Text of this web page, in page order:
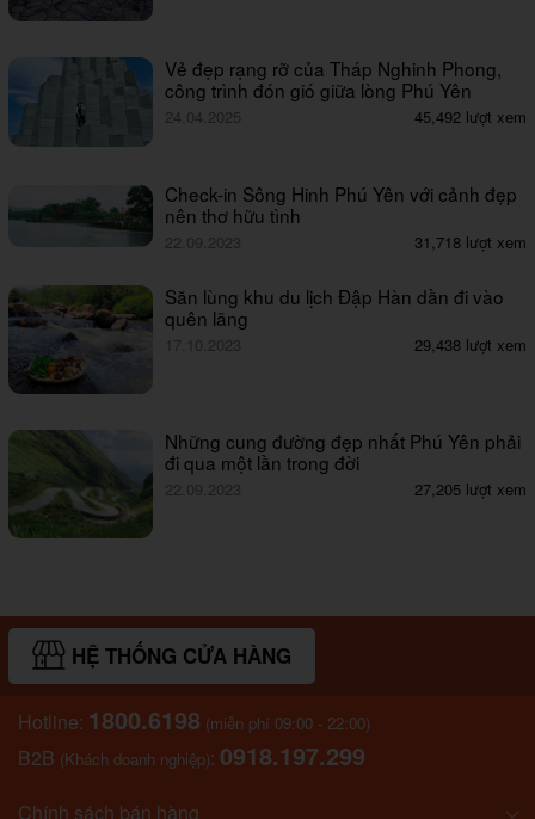
Vẻ đẹp rạng rỡ của Tháp Nghinh Phong,
công trình đón gió giữa lòng Phú Yên
24.04.2025 45,492 lượt xem
Check-in Sông Hinh Phú Yên với cảnh đẹp
nên thơ hữu tình
22.09.2023 31,718 lượt xem
Săn lùng khu du lịch Đập Hàn dần đi vào
quên lãng
17.10.2023 29,438 lượt xem
Những cung đường đẹp nhất Phú Yên phải
đi qua một lần trong đời
22.09.2023 27,205 lượt xem
HỆ THỐNG CỬA HÀNG
Hotline: 1800.6198 (miễn phí 09:00 - 22:00)
B2B (Khách doanh nghiệp): 0918.197.299
Chính sách bán hàng